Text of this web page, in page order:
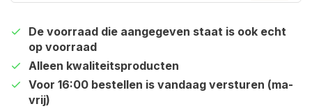
De voorraad die aangegeven staat is ook echt
op voorraad
Alleen kwaliteitsproducten
Voor 16:00 bestellen is vandaag versturen (ma-
vrij)